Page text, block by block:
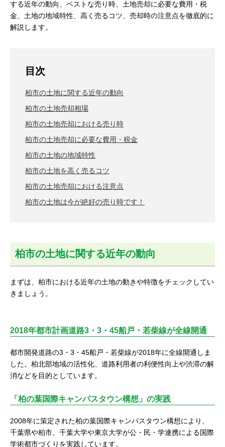
する近年の動向、ベストな売り時、土地売却に必要な費用・税
金、土地の地域特性、高く売るコツ、売却時の注意点を徹底的に
解説します。
目次
柏市の土地に関する近年の動向
柏市の土地売却相場
柏市の土地売却における売り時
柏市の土地売却に必要な費用・税金
柏市の土地の地域特性
柏市の土地を高く売るコツ
柏市の土地売却における注意点
柏市の土地は今が絶好の売り時です！
柏市の土地に関する近年の動向
まずは、柏市における近年の土地の動きや特徴をチェックしてい
きましょう。
2018年都市計画道路3・3・45船戸・若柴線が全線開通
都市開発道路の3・3・45船戸・若柴線が2018年に全線開通しま
した。柏北部地域の活性化、道路利用者の利便性向上や渋滞の解
消などを目的としています。
「柏の葉国際キャンパスタウン構想」の実践
2008年に策定された柏の葉国際キャンパスタウン構想により、
千葉県や柏市、千葉大学や東京大学が公・民・学連携による国際
学術都市づくりを実践しています。